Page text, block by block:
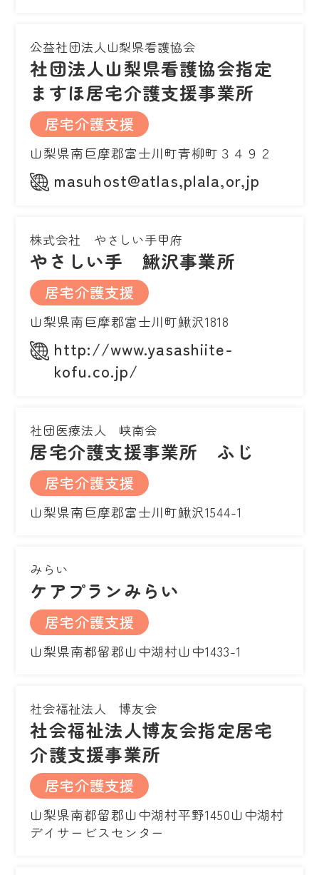
公益社団法人山梨県看護協会
社団法人山梨県看護協会指定
ますほ居宅介護支援事業所
居宅介護支援
山梨県南巨摩郡富士川町青柳町３４９２
masuhost@atlas,plala,or,jp
株式会社 やさしい手甲府
やさしい手 鰍沢事業所
居宅介護支援
山梨県南巨摩郡富士川町鰍沢1818
http://www.yasashiite-
kofu.co.jp/
社団医療法人 峡南会
居宅介護支援事業所 ふじ
居宅介護支援
山梨県南巨摩郡富士川町鰍沢1544-1
みらい
ケアプランみらい
居宅介護支援
山梨県南都留郡山中湖村山中1433-1
社会福祉法人 博友会
社会福祉法人博友会指定居宅
介護支援事業所
居宅介護支援
山梨県南都留郡山中湖村平野1450山中湖村
デイサービスセンター